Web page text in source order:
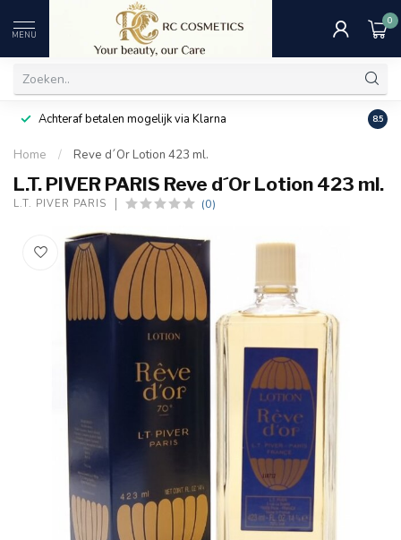
MENU
0
Achteraf betalen mogelijk via Klarna 8.5
Home / Reve d´Or Lotion 423 ml.
L.T. PIVER PARIS Reve d´Or Lotion 423 ml.
L.T. PIVER PARIS (0)